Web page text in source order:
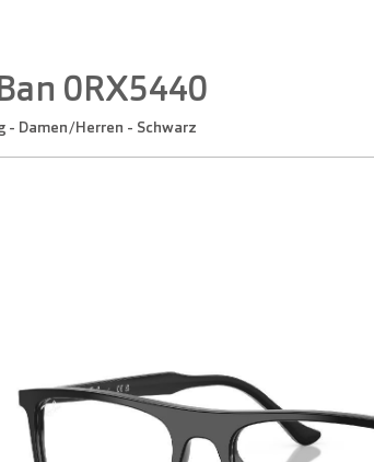
0RX5440
- Damen/Herren - Schwarz